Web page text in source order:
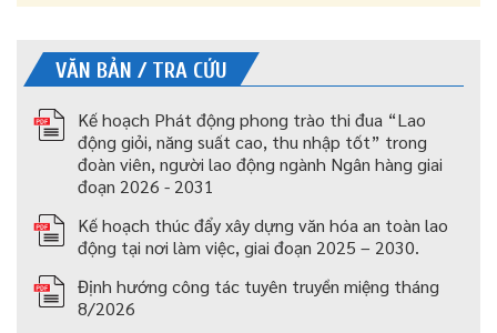
VĂN BẢN / TRA CỨU
Kế hoạch Phát động phong trào thi đua “Lao
động giỏi, năng suất cao, thu nhập tốt” trong
đoàn viên, người lao động ngành Ngân hàng giai
đoạn 2026 - 2031
Kế hoạch thúc đẩy xây dựng văn hóa an toàn lao
động tại nơi làm việc, giai đoạn 2025 – 2030.
Định hướng công tác tuyên truyền miệng tháng
8/2026